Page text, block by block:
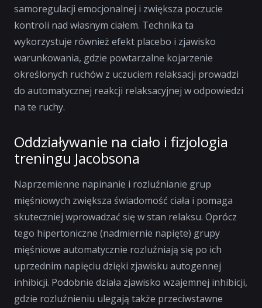
samoregulacji emocjonalnej i zwiększa poczucie
kontroli nad własnym ciałem. Technika ta
wykorzystuje również efekt placebo i zjawisko
warunkowania, gdzie powtarzalne kojarzenie
określonych ruchów z uczuciem relaksacji prowadzi
do automatycznej reakcji relaksacyjnej w odpowiedzi
na te ruchy.
Oddziaływanie na ciało i fizjologia
treningu Jacobsona
Naprzemienne napinanie i rozluźnianie grup
mięśniowych zwiększa świadomość ciała i pomaga
skuteczniej wprowadzać się w stan relaksu. Oprócz
tego hipertoniczne (nadmiernie napięte) grupy
mięśniowe automatycznie rozluźniają się po ich
uprzednim napięciu dzięki zjawisku autogennej
inhibicji. Podobnie działa zjawisko wzajemnej inhibicji,
gdzie rozluźnieniu ulegają także przeciwstawne